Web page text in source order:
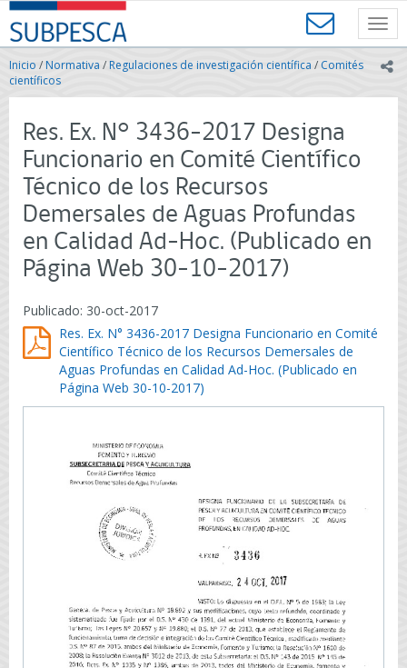
Contenido
principal
SUBPESCA
-
Subsecretaría
de
Pesca
Acuicultura
Gobierno
Chile
Inicio /Normativa / Regulaciones de investigación científica / Comités
científicos
Res. Ex. N° 3436-2017 Designa
Funcionario en Comité Científico
Técnico de los Recursos
Demersales de Aguas Profundas
en Calidad Ad-Hoc. (Publicado en
Página Web 30-10-2017)
Publicado: 30-oct-2017
Res. Ex. N° 3436-2017 Designa Funcionario en Comité
Científico Técnico de los Recursos Demersales de
Aguas Profundas en Calidad Ad-Hoc. (Publicado en
Página Web 30-10-2017)